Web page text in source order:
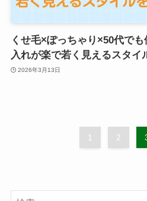
くせ毛×ぽっちゃり×50代で
入れが楽で若く見えるスタイ
2026年3月13日
1 2